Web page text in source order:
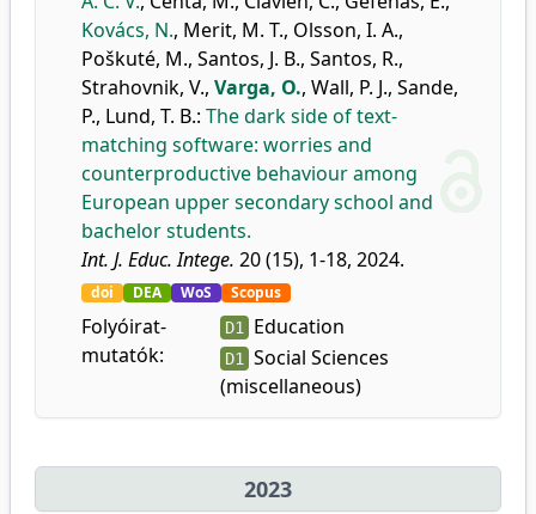
Kovács, N., Merit, M. T., Olsson, I. A.,
Poškuté, M., Santos, J. B., Santos, R.,
Strahovnik, V., Varga, O., Wall, P. J., Sande,
P., Lund, T. B.: The dark side of text-
matching software: worries and
counterproductive behaviour among
European upper secondary school and
bachelor students.
Int. J. Educ. Intege. 20 (15), 1-18, 2024.
doi DEA WoS Scopus
Folyóirat-
mutatók:
D1 Education
D1
Social Sciences
(miscellaneous)
2023